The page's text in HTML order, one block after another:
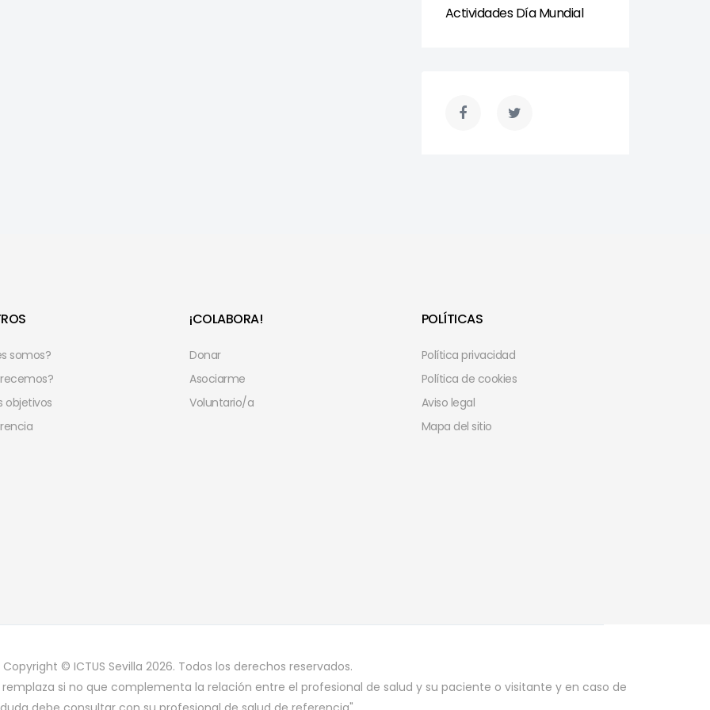
Actividades Día Mundial
somos?
objetivos
¡COLABORA!
Donar
Asociarme
Voluntario/a
POLÍTICAS
Política privacidad
Política de cookies
Aviso legal
Mapa del sitio
Copyright © ICTUS Sevilla 2026. Todos los derechos reservados.
si no que complementa la relación entre el profesional de salud y su paciente o visitante y en caso de